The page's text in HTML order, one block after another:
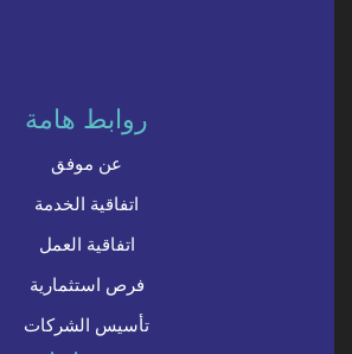
روابط هامة
عن موفق
اتفاقية الخدمة
اتفاقية العمل
فرص استثمارية
تأسيس الشركات